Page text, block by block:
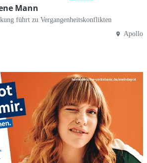
Mann
führt zu Vergangenheitskonflikten
Apollo